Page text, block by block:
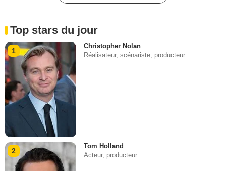
Top stars du jour
1
Christopher Nolan
Réalisateur, scénariste, producteur
2
Tom Holland
Acteur, producteur